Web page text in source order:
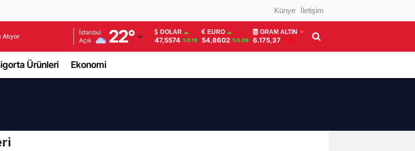
Künye İletişim
Atıyor
İstanbul
Açık
22°
Adana
Adıyaman
Afyonkarahisar
Ankara
DOLAR
47,5574 %0.18
EURO
54,8602 %0.06
GRAM ALTIN
6.175,37 -1,31
Ürünleri Ekonomi